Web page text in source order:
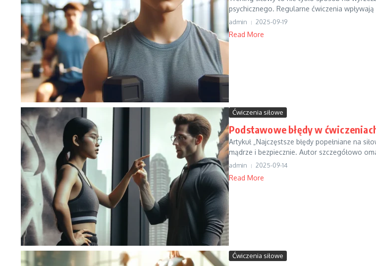
psychicznego. Regularne ćwiczenia
admin 2025-09-19
Read More
Ćwiczenia siłowe
Podstawowe błędy w
Artykuł „Najczęstsze błędy popełniane na
mądrze i bezpiecznie. Autor szczegółowo
admin 2025-09-14
Read More
Ćwiczenia siłowe